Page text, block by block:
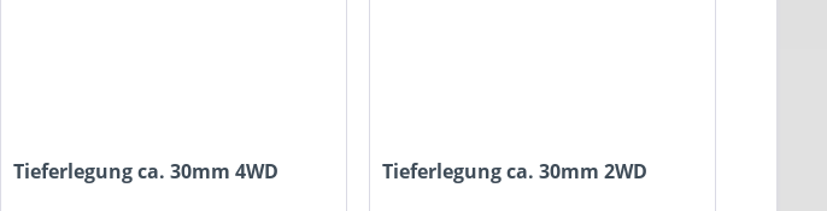
Tieferlegung ca. 30mm 4WD Tieferlegung ca. 30mm 2WD